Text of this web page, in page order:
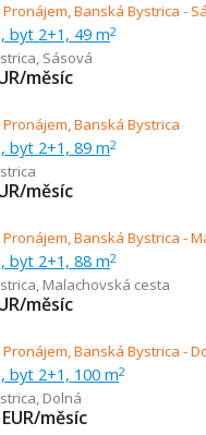
byt 2+1, 49 m2
, Sásová
měsíc
byt 2+1, 89 m2
měsíc
byt 2+1, 88 m2
, Malachovská cesta
měsíc
byt 2+1, 100 m2
, Dolná
EUR/měsíc